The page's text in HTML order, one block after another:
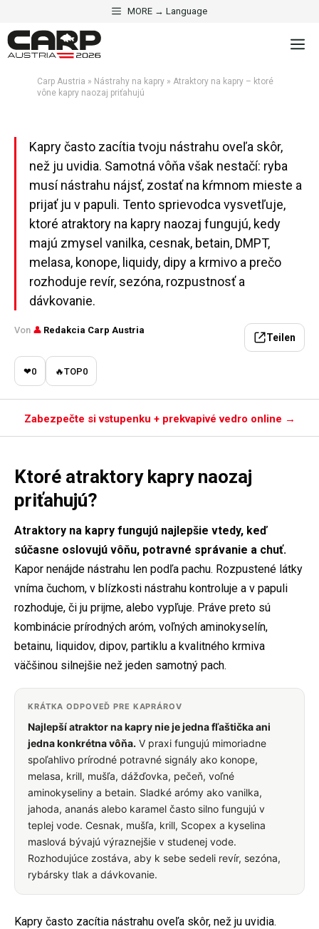
na
obsah
MORE → Language
Carp Austria » Nástrahy na kapry » Atraktory na kapry – ktoré
vône kapry naozaj priťahujú
Atraktory na kapry – ktoré
vône kapry naozaj priťahujú
Aktualisiert am 20. júna 2026 · 5 Min. Lesezeit
Kapry často zacítia tvoju nástrahu oveľa skôr,
než ju uvidia. Samotná vôňa však nestačí: ryba
musí nástrahu nájsť, zostať na kŕmnom mieste a
prijať ju v papuli. Tento sprievodca vysvetľuje,
ktoré atraktory na kapry naozaj fungujú, kedy
majú zmysel vanilka, cesnak, betain, DMPT,
melasa, konope, liquidy, dipy a krmivo a prečo
rozhoduje revír, sezóna, rozpustnosť a
dávkovanie.
Von 👤 Redakcia Carp Austria
Teilen
❤0 🔥TOP0
Zabezpečte si vstupenku + prekvapivé vedro online →
Ktoré atraktory kapry naozaj
priťahujú?
Atraktory na kapry fungujú najlepšie vtedy, keď
súčasne oslovujú vôňu, potravné správanie a chuť.
Kapor nenájde nástrahu len podľa pachu. Rozpustené látky
vníma čuchom, v blízkosti nástrahu kontroluje a v papuli
rozhoduje, či ju prijme, alebo vypľuje. Práve preto sú
kombinácie prírodných aróm, voľných aminokyselín,
betainu, liquidov, dipov, partiklu a kvalitného krmiva
väčšinou silnejšie než jeden samotný pach.
KRÁTKA ODPOVEĎ PRE KAPRÁROV
Najlepší atraktor na kapry nie je jedna fľaštička ani
jedna konkrétna vôňa. V praxi fungujú mimoriadne
spoľahlivo prírodné potravné signály ako konope,
melasa, krill, mušľa, dážďovka, pečeň, voľné
aminokyseliny a betain. Sladké arómy ako vanilka,
jahoda, ananás alebo karamel často silno fungujú v
teplej vode. Cesnak, mušľa, krill, Scopex a kyselina
maslová bývajú výraznejšie v studenej vode.
Rozhodujúce zostáva, aby k sebe sedeli revír, sezóna,
rybársky tlak a dávkovanie.
Kapry často zacítia nástrahu oveľa skôr, než ju uvidia.